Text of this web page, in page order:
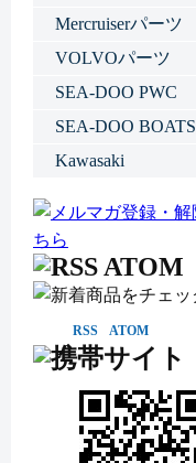
Mercruiserパーツ
VOLVOパーツ
SEA-DOO PWC
SEA-DOO BOATS
Kawasaki
RSS ATOM